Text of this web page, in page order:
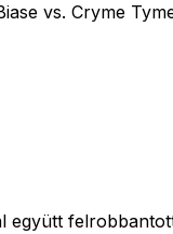
vs. Cryme
együtt